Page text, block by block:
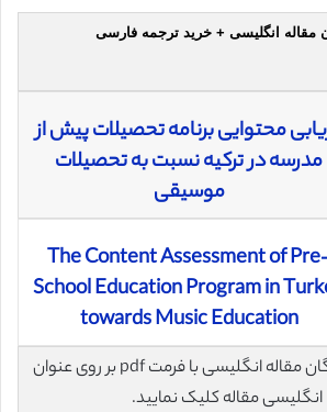
مقاله انگلیسی + خرید ترجمه فارسی
محتوایی برنامه تحصیلات پیش از
مدرسه در ترکیه نسبت به تحصیلات
موسیقی
The Content Assessment of
School Education Program in
towards Music Education
برای دانلود رایگان مقاله انگلیسی با فرمت pdf بر روی عنوان
انگلیسی مقاله کلیک نمایید.